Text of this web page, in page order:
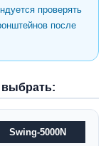
проверять
после
выбрать:
Swing-5000N